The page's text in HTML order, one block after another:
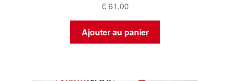
€61,00
Ajouter au panier